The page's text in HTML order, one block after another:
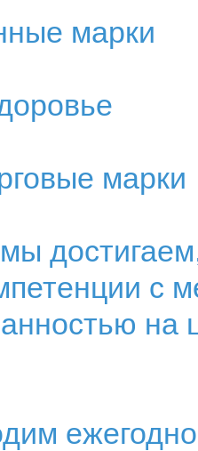
марки
марки
с
на